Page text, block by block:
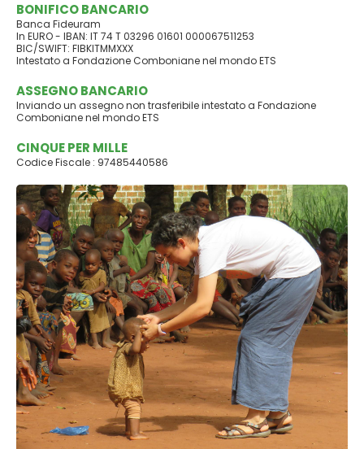
BONIFICO BANCARIO
Banca Fideuram
In EURO - IBAN: IT 74 T 03296 01601 000067511253
BIC/SWIFT: FIBKITMMXXX
Intestato a Fondazione Comboniane nel mondo ETS
ASSEGNO BANCARIO
Inviando un assegno non trasferibile intestato a Fondazione
Comboniane nel mondo ETS
CINQUE PER MILLE
Codice Fiscale : 97485440586